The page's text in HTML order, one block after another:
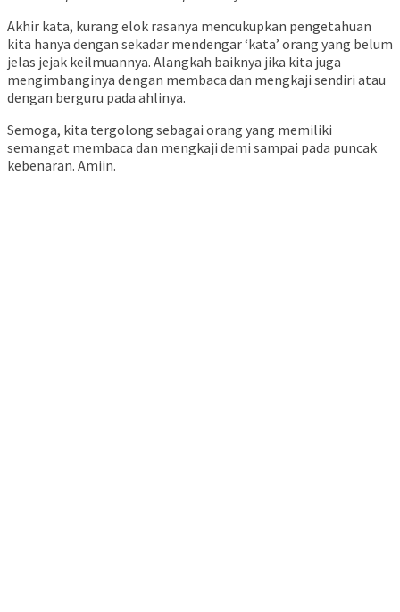
Akhir kata, kurang elok rasanya mencukupkan pengetahuan
kita hanya dengan sekadar mendengar ‘kata’ orang yang belum
jelas jejak keilmuannya. Alangkah baiknya jika kita juga
mengimbanginya dengan membaca dan mengkaji sendiri atau
dengan berguru pada ahlinya.
Semoga, kita tergolong sebagai orang yang memiliki
semangat membaca dan mengkaji demi sampai pada puncak
kebenaran. Amiin.